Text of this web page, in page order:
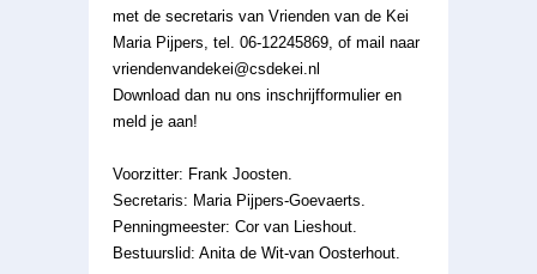
met de secretaris van Vrienden van de Kei
Maria Pijpers, tel. 06-12245869, of mail naar
vriendenvandekei@csdekei.nl
Download dan nu ons inschrijfformulier en
meld je aan!
Voorzitter: Frank Joosten.
Secretaris: Maria Pijpers-Goevaerts.
Penningmeester: Cor van Lieshout.
Bestuurslid: Anita de Wit-van Oosterhout.